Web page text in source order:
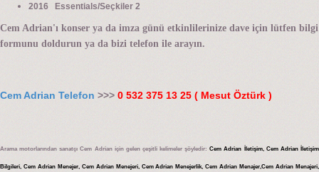
2016 Essentials/Seçkiler 2
Cem Adrian'ı konser ya da imza günü etkinlilerinize dave için lütfen bilgi
formunu doldurun ya da bizi telefon ile arayın.
Cem Adrian Telefon >>> 0 532 375 13 25 ( Mesut Öztürk )
Arama motorlarından sanatçı Cem Adrian için gelen çeşitli kelimeler şöyledir:Cem Adrian İletişim, Cem Adrian İletişim
Bilgileri, Cem Adrian Menejer, Cem Adrian Menejeri, Cem Adrian Menejerlik, Cem Adrian Menajer,Cem Adrian Menajeri,